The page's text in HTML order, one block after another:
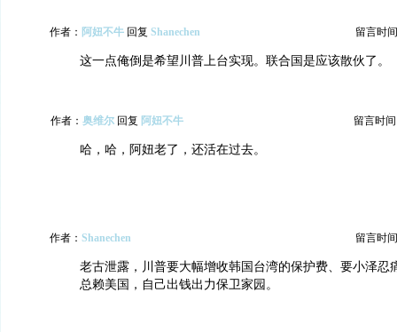
作者： 阿妞不牛 回复 Shanechen 留言时
这一点俺倒是希望川普上台实现。联合国是应该散伙了。
作者： 奥维尔 回复 阿妞不牛 留言时间
哈，哈，阿妞老了，还活在过去。
作者： Shanechen 留言时
老古泄露，川普要大幅增收韩国台湾的保护费、要小泽忍
总赖美国，自己出钱出力保卫家园。